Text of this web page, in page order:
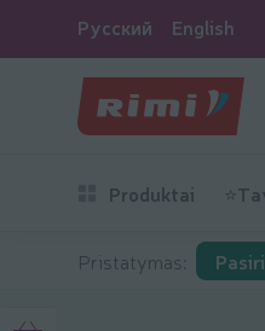
Русский English
Produktai
Pristatymas: